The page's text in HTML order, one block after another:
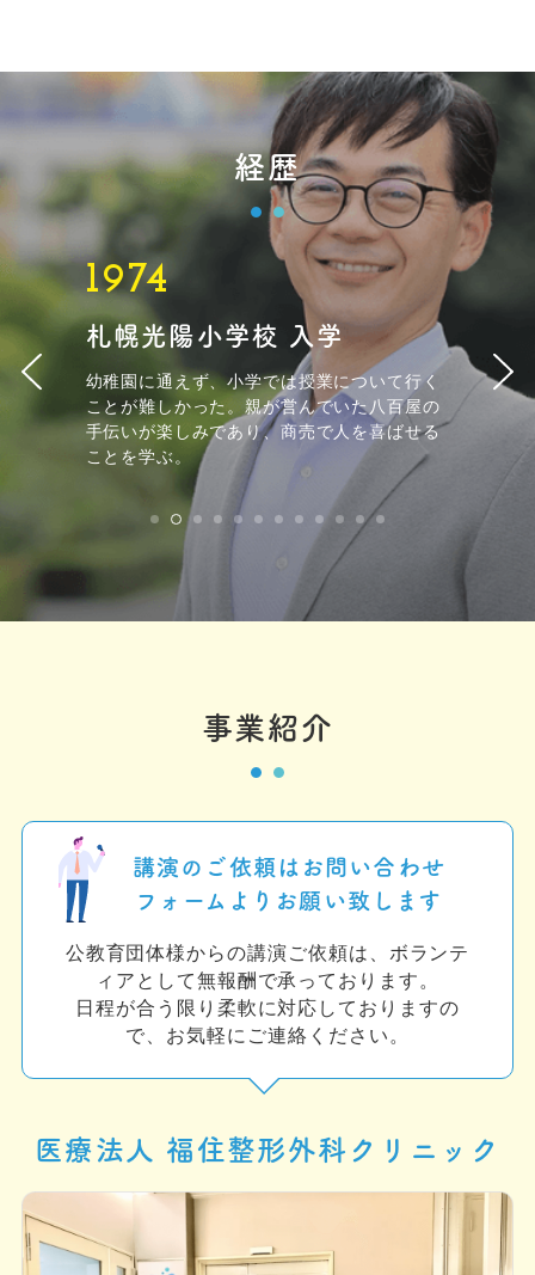
経歴
1974
札幌光陽小学校 入学
幼稚園に通えず、小学では授業について行く
ことが難しかった。親が営んでいた八百屋の
手伝いが楽しみであり、商売で人を喜ばせる
ことを学ぶ。
事業紹介
講演のご依頼はお問い合わせ
フォームよりお願い致します
公教育団体様からの講演ご依頼は、ボランテ
ィアとして無報酬で承っております。
日程が合う限り柔軟に対応しておりますの
で、お気軽にご連絡ください。
医療法人 福住整形外科クリニック